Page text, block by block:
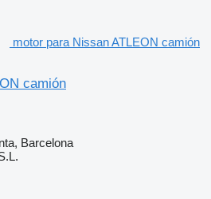
motor para Nissan ATLEON camión
camión
Barcelona